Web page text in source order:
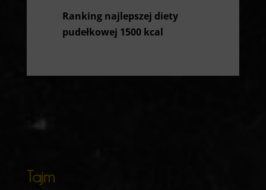
Ranking najlepszej diety
pudełkowej 1500 kcal
Tajm